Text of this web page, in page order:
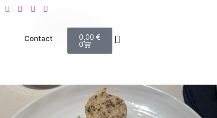
Contact 0,00 €
0